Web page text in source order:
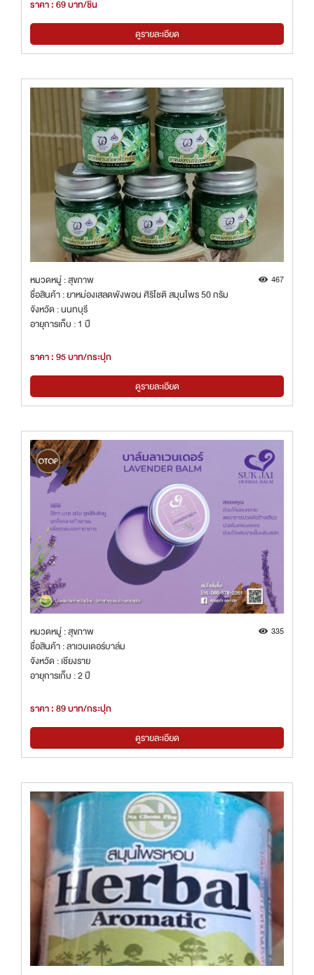
ราคา : 69 บาท/ชิ้น
ดูรายละเอียด
หมวดหมู่ : สุขภาพ 467
ชื่อสินค้า : ยาหม่องเสลดพังพอน ศิริโชติ สมุนไพร 50 กรัม
จังหวัด : นนทบุรี
อายุการเก็บ : 1 ปี
ราคา : 95 บาท/กระปุก
ดูรายละเอียด
หมวดหมู่ : สุขภาพ 335
ชื่อสินค้า : ลาเวนเดอร์บาล์ม
จังหวัด : เชียงราย
อายุการเก็บ : 2 ปี
ราคา : 89 บาท/กระปุก
ดูรายละเอียด